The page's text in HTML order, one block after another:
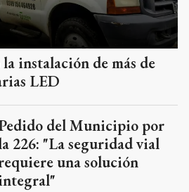
instalación de más de
LED
del Municipio por
226: "La seguridad vial
una solución